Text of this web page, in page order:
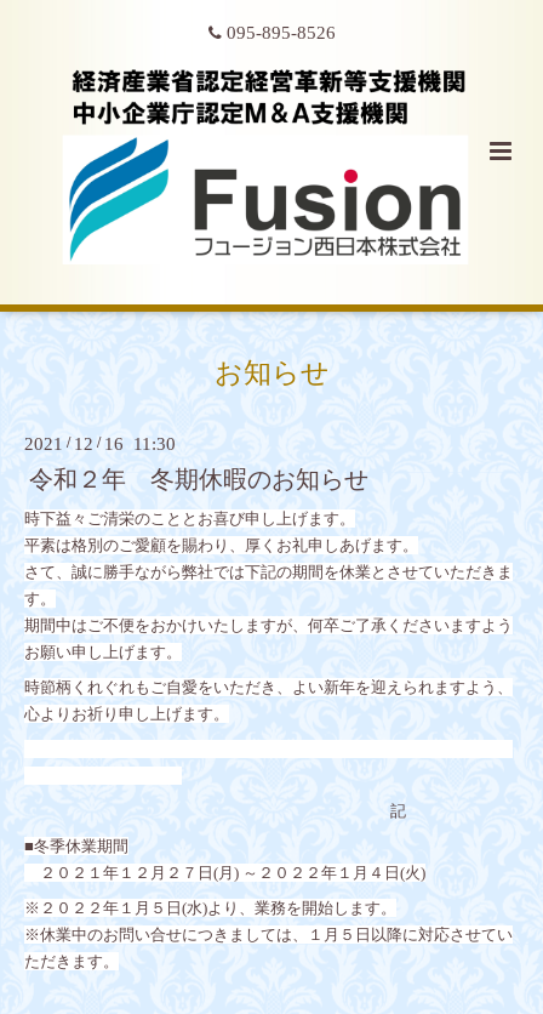
095-895-8526
お知らせ
2021 / 12 / 16 11:30
令和２年 冬期休暇のお知らせ
時下益々ご清栄のこととお喜び申し上げます。
平素は格別のご愛顧を賜わり、厚くお礼申しあげます。
さて、誠に勝手ながら弊社では下記の期間を休業とさせていただきま
す。
期間中はご不便をおかけいたしますが、何卒ご了承くださいますよう
お願い申し上げます。
時節柄くれぐれもご自愛をいただき、よい新年を迎えられますよう、
心よりお祈り申し上げます。
記
■冬季休業期間
２０２１年１２月２７日(月) ～２０２２年１月４日(火)
※２０２２年１月５日(水)より、業務を開始します。
※休業中のお問い合せにつきましては、１月５日以降に対応させてい
ただきます。